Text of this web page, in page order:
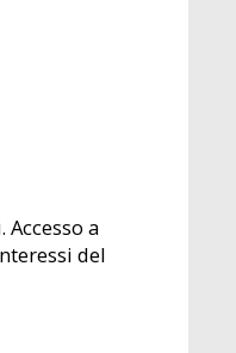
a
del